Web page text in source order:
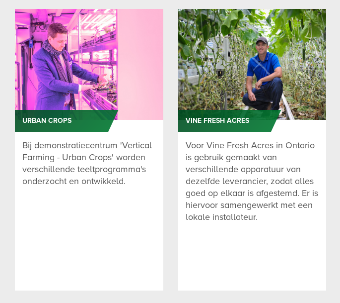
URBAN CROPS
Bij demonstratiecentrum 'Vertical
Farming - Urban Crops' worden
verschillende teeltprogramma's
onderzocht en ontwikkeld.
VINE FRESH ACRES
Voor Vine Fresh Acres in Ontario
is gebruik gemaakt van
verschillende apparatuur van
dezelfde leverancier, zodat alles
goed op elkaar is afgestemd. Er is
hiervoor samengewerkt met een
lokale installateur.